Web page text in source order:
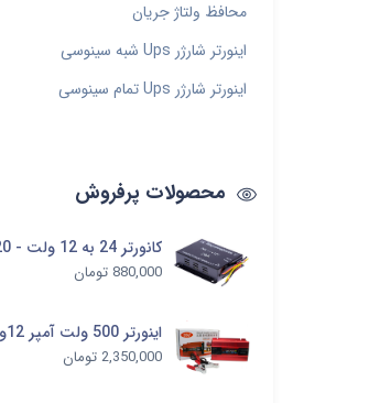
محافظ ولتاژ جریان
اینورتر شارژر Ups شبه سینوسی
اینورتر شارژر Ups تمام سینوسی
محصولات پرفروش
کانورتر 24 به 12 ولت - 20 آمپر
880,000 تومان
اینورتر 500 ولت آمپر 12ولت
2,350,000تومان